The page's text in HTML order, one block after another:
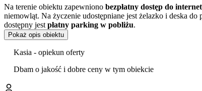
Na terenie obiektu zapewniono bezpłatny dostęp do
niemowląt. Na życzenie udostępniane jest żelazko i deska
dostępny jest płatny parking w pobliżu.
Apartamenty mieszczą się przy ulicy Bożego Ciała, w
Spacer do Rynku Głównego zajmuje około 10 minut, co
Bliskość najważniejszych zabytków jest jednym z atutów
odpoczynku wśród zieleni, otaczając historyczne centrum
Pokaż opis obiektu
Kasia - opiekun oferty
Dbam o jakość i dobre ceny w tym obiekcie